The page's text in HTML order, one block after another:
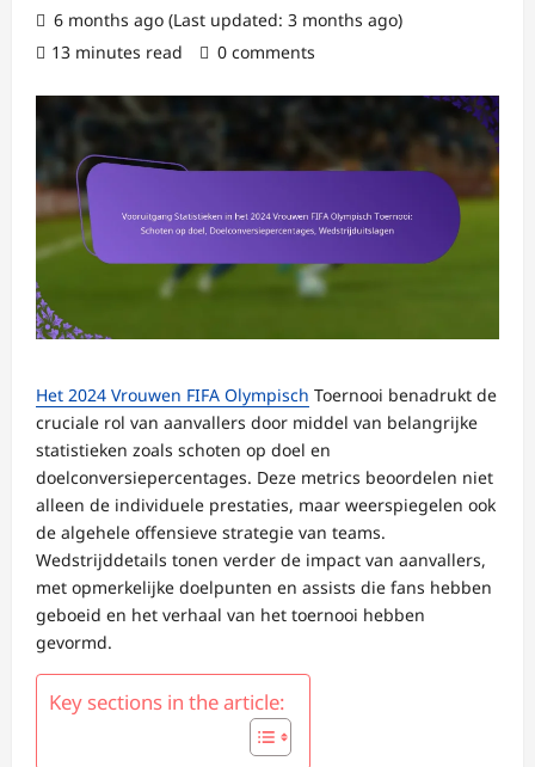
6 months ago (Last updated: 3 months ago)
13 minutes read
0 comments
Het 2024 Vrouwen FIFA Olympisch Toernooi benadrukt de
cruciale rol van aanvallers door middel van belangrijke
statistieken zoals schoten op doel en
doelconversiepercentages. Deze metrics beoordelen niet
alleen de individuele prestaties, maar weerspiegelen ook
de algehele offensieve strategie van teams.
Wedstrijddetails tonen verder de impact van aanvallers,
met opmerkelijke doelpunten en assists die fans hebben
geboeid en het verhaal van het toernooi hebben
gevormd.
Key sections in the article: